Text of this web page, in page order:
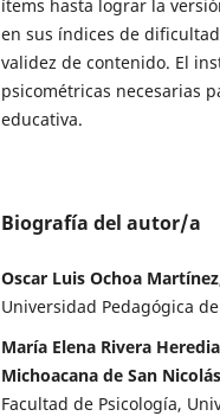
ítems hasta lograr la
en sus índices de
validez de contenido. El
psicométricas necesarias
educativa.
Biografía del autor/a
Oscar Luis Ochoa
Universidad Pedagógica
María Elena Rivera
Michoacana de San
Facultad de Psicología,